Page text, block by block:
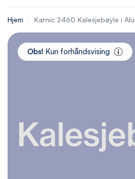
Hjem Karnic 2460 Kalesjebøyle i
Skip
Obs! Kun forhåndsvising